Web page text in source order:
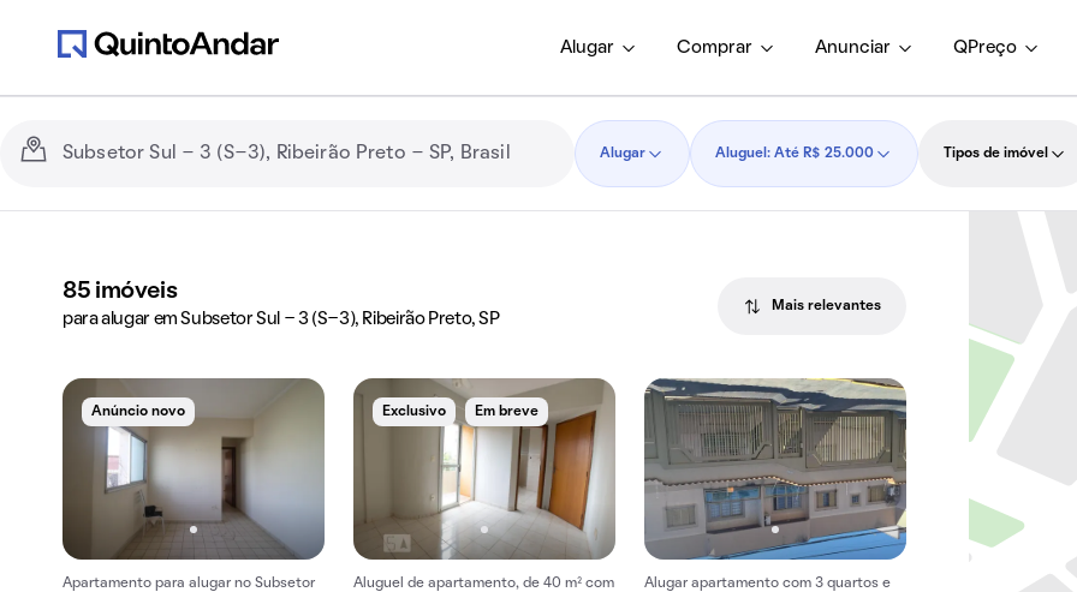
Alugar Comprar Anunciar QPreço
Alugar Aluguel: Até R$ 25.000 Tipos de imóvel
85 imóveis
para alugar em Subsetor Sul - 3 (S-3), Ribeirão Preto, SP
Mais relevantes
Anúncio novo
Apartamento para alugar no Subsetor
Exclusivo Em breve
Aluguel de apartamento, de 40 m² com
Alugar apartamento com 3 quartos e